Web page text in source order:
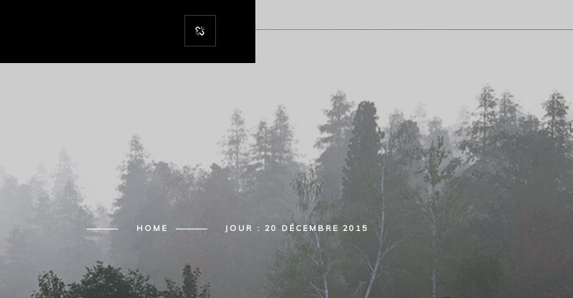
HOME JOUR : 20 DÉCEMBRE 2015